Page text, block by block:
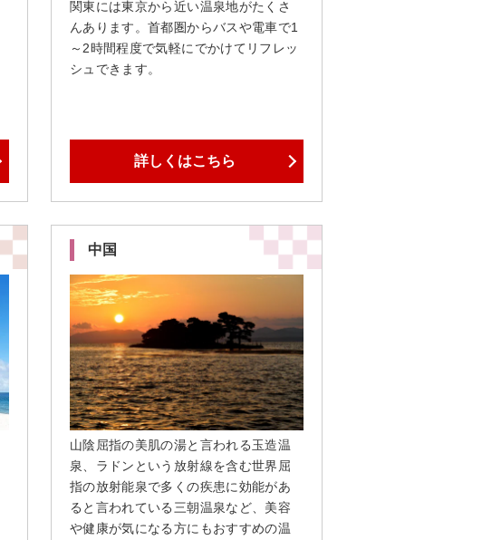
関東には東京から近い温泉地がたくさ
んあります。首都圏からバスや電車で1
～2時間程度で気軽にでかけてリフレッ
シュできます。
詳しくはこちら
中国
山陰屈指の美肌の湯と言われる玉造温
泉、ラドンという放射線を含む世界屈
指の放射能泉で多くの疾患に効能があ
ると言われている三朝温泉など、美容
や健康が気になる方にもおすすめの温